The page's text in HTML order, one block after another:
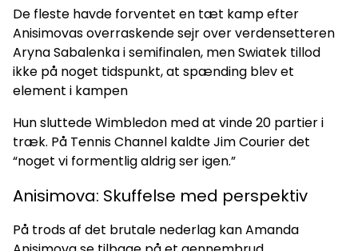
De fleste havde forventet en tæt kamp efter
Anisimovas overraskende sejr over verdensetteren
Aryna Sabalenka i semifinalen, men Swiatek tillod
ikke på noget tidspunkt, at spænding blev et
element i kampen
Hun sluttede Wimbledon med at vinde 20 partier i
træk. På Tennis Channel kaldte Jim Courier det
“noget vi formentlig aldrig ser igen.”
Anisimova: Skuffelse med perspektiv
På trods af det brutale nederlag kan Amanda